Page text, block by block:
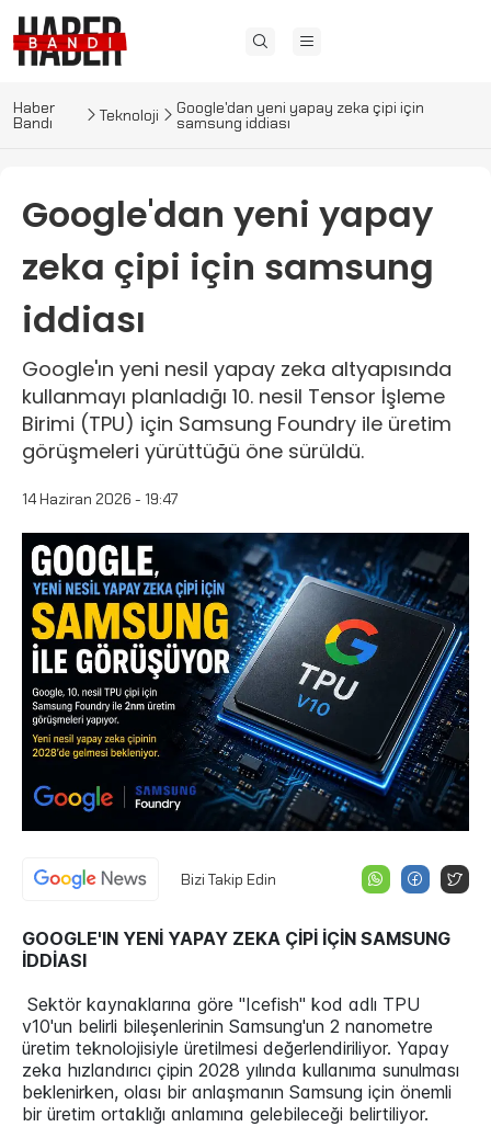
Haber
Bandı Teknoloji Google'dan yeni yapay zeka çipi için
samsung iddiası
Google'dan yeni yapay
zeka çipi için samsung
iddiası
Google'ın yeni nesil yapay zeka altyapısında
kullanmayı planladığı 10. nesil Tensor İşleme
Birimi (TPU) için Samsung Foundry ile üretim
görüşmeleri yürüttüğü öne sürüldü.
14 Haziran 2026 - 19:47
Bizi Takip Edin
GOOGLE'IN YENİ YAPAY ZEKA ÇİPİ İÇİN SAMSUNG
İDDİASI
Sektör kaynaklarına göre "Icefish" kod adlı TPU
v10'un belirli bileşenlerinin Samsung'un 2 nanometre
üretim teknolojisiyle üretilmesi değerlendiriliyor. Yapay
zeka hızlandırıcı çipin 2028 yılında kullanıma sunulması
beklenirken, olası bir anlaşmanın Samsung için önemli
bir üretim ortaklığı anlamına gelebileceği belirtiliyor.